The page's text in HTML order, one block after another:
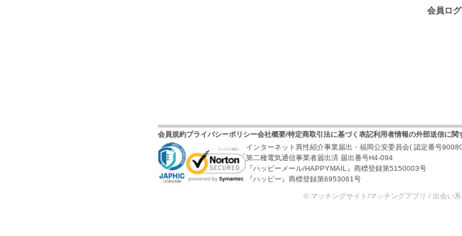
会員ロ
会員規約プライバシーポリシー会社概要/特定商取引法に基づく表記利用者情報の外部送信に関
インターネット異性紹介事業届出・福岡公安委員会( 認定番号
第二種電気通信事業者届出済 届出番号H4-094
『ハッピーメール/HAPPYMAIL』商標登録第5150003号
『ハッピー』商標登録第6953061号
© マッチングサイト/マッチングアプリ / 出会い